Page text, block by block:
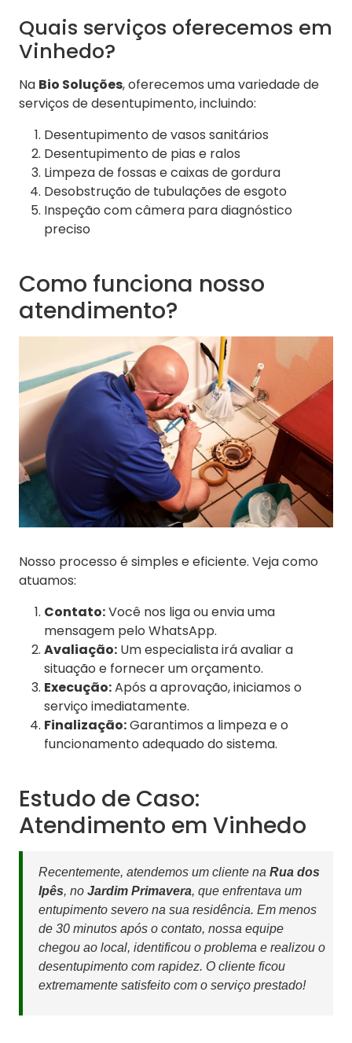
Quais serviços oferecemos em
Vinhedo?
Na Bio Soluções, oferecemos uma variedade de
serviços de desentupimento, incluindo:
Desentupimento de vasos sanitários
Desentupimento de pias e ralos
Limpeza de fossas e caixas de gordura
Desobstrução de tubulações de esgoto
Inspeção com câmera para diagnóstico
preciso
Como funciona nosso
atendimento?
Nosso processo é simples e eficiente. Veja como
atuamos:
Contato:Você nos liga ou envia uma
mensagem pelo WhatsApp.
Avaliação: Um especialista irá avaliar a
situação e fornecer um orçamento.
Execução:Após a aprovação, iniciamos o
serviço imediatamente.
Finalização:Garantimos a limpeza e o
funcionamento adequado do sistema.
Estudo de Caso:
Atendimento em Vinhedo
Recentemente, atendemos um cliente na Rua dos
Ipês, no Jardim Primavera, que enfrentava um
entupimento severo na sua residência. Em menos
de 30 minutos após o contato, nossa equipe
chegou ao local, identificou o problema e realizou o
desentupimento com rapidez. O cliente ficou
extremamente satisfeito com o serviço prestado!